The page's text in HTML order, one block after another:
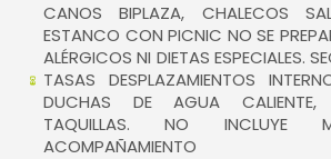
CANOS BIPLAZA, CHALECOS
ESTANCO CON PICNIC NO SE
ALÉRGICOS NI DIETAS ESPECIALES.
TASAS DESPLAZAMIENTOS
DUCHAS DE AGUA CALIENTE,
TAQUILLAS. NO INCLUYE
ACOMPAÑAMIENTO